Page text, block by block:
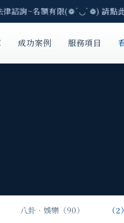
詢~名額有限(❁´◡`❁) 請點此
成功案例 服務項目
八卦‧娛樂（90） （2）